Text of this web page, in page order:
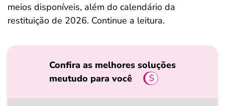
meios disponíveis, além do calendário da
restituição de 2026. Continue a leitura.
Confira as melhores soluções
meutudo para você